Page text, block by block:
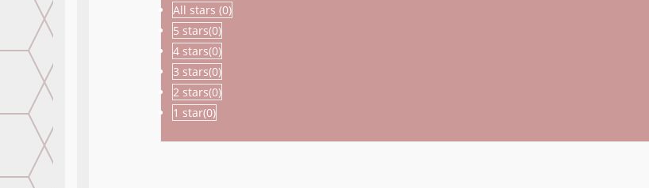
All stars (0)
5 stars(0)
4 stars(0)
3 stars(0)
2 stars(0)
1 star(0)